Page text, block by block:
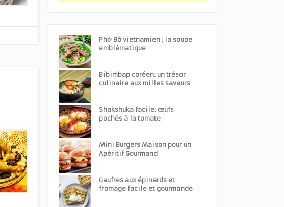
Phở Bò vietnamien : la soupe
emblématique
Bibimbap coréen: un trésor
culinaire aux milles saveurs
Shakshuka facile: œufs
pochés à la tomate
Mini Burgers Maison pour un
Apéritif Gourmand
Gaufres aux épinards et
fromage facile et gourmande